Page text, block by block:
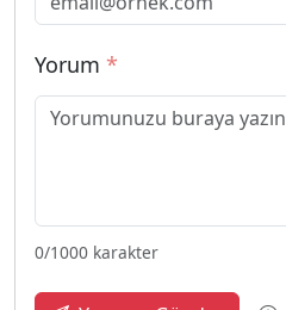
Yorum *
0/1000 karakter